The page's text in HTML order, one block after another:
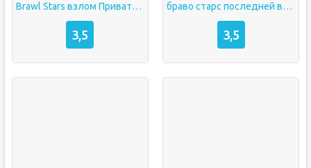
Brawl Stars взлом Приватный сервер много денег
3,5
браво старс последней версии
3,5